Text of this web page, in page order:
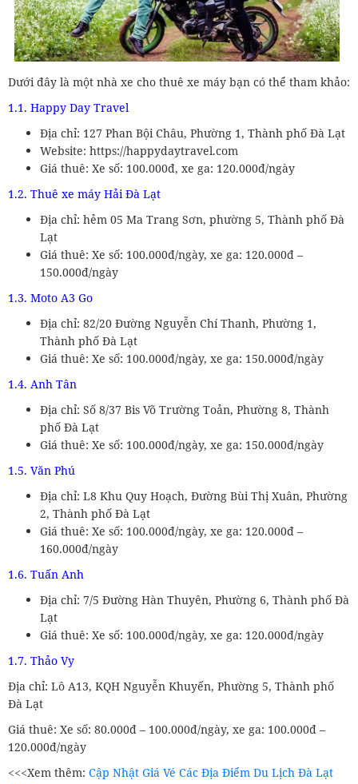
Dưới đây là một nhà xe cho thuê xe máy bạn có thể tham khảo:
1.1. Happy Day Travel
Địa chỉ: 127 Phan Bội Châu, Phường 1, Thành phố Đà Lạt
Website: https://happydaytravel.com
Giá thuê: Xe số: 100.000đ, xe ga: 120.000đ/ngày
1.2. Thuê xe máy Hải Đà Lạt
Địa chỉ: hẻm 05 Ma Trang Sơn, phường 5, Thành phố Đà
Lạt
Giá thuê: Xe số: 100.000đ/ngày, xe ga: 120.000đ –
150.000đ/ngày
1.3. Moto A3 Go
Địa chỉ: 82/20 Đường Nguyễn Chí Thanh, Phường 1,
Thành phố Đà Lạt
Giá thuê: Xe số: 100.000đ/ngày, xe ga: 150.000đ/ngày
1.4. Anh Tân
Địa chỉ: Số 8/37 Bis Võ Trường Toản, Phường 8, Thành
phố Đà Lạt
Giá thuê: Xe số: 100.000đ/ngày, xe ga: 150.000đ/ngày
1.5. Văn Phú
Địa chỉ: L8 Khu Quy Hoạch, Đường Bùi Thị Xuân, Phường
2, Thành phố Đà Lạt
Giá thuê: Xe số: 100.000đ/ngày, xe ga: 120.000đ –
160.000đ/ngày
1.6. Tuấn Anh
Địa chỉ: 7/5 Đường Hàn Thuyên, Phường 6, Thành phố Đà
Lạt
Giá thuê: Xe số: 100.000đ/ngày, xe ga: 120.000đ/ngày
1.7. Thảo Vy
Địa chỉ: Lô A13, KQH Nguyễn Khuyến, Phường 5, Thành phố
Đà Lạt
Giá thuê: Xe số: 80.000đ – 100.000đ/ngày, xe ga: 100.000đ –
120.000đ/ngày
<<<Xem thêm: Cập Nhật Giá Vé Các Địa Điểm Du Lịch Đà Lạt